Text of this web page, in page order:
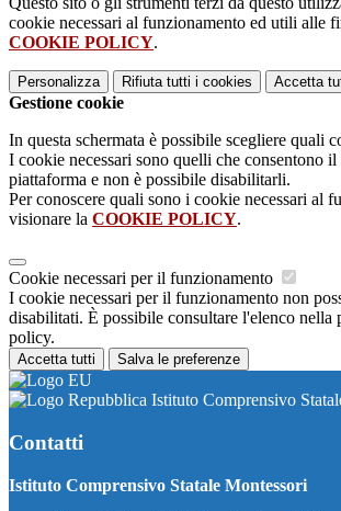
cookie necessari al funzionamento ed utili alle
COOKIE POLICY.
Personalizza Rifiuta tutti i cookies Accetta
Gestione cookie
In questa schermata è possibile scegliere quali
I cookie necessari sono quelli che consentono
piattaforma e non è possibile disabilitarli.
Per conoscere quali sono i cookie necessari al
visionare la COOKIE POLICY.
Cookie necessari per il funzionamento
I cookie necessari per il funzionamento non
disabilitati. È possibile consultare l'elenco nella
policy.
Accetta tutti Salva le preferenze
Istituto Comprensivo
Contatti
Istituto Comprensivo Statale Montessori